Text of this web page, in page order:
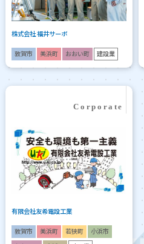
株式会社 福井サーボ
敦賀市 美浜町 おおい町 建設業
有限会社友希電設工業
敦賀市 美浜町 若狭町 小浜市